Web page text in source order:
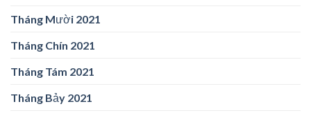
Tháng Mười 2021
Tháng Chín 2021
Tháng Tám 2021
Tháng Bảy 2021